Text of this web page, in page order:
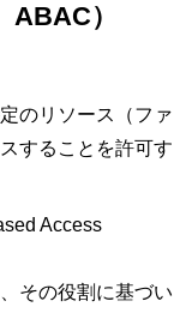
）
のリソース（ファ
することを許可す
Access
その役割に基づい